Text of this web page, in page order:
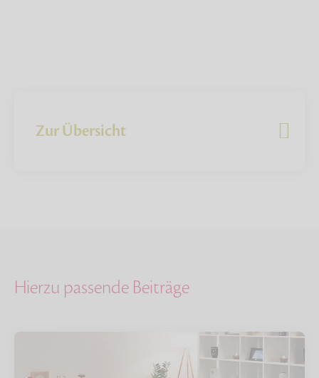
Zur Übersicht
Hierzu passende Beiträge